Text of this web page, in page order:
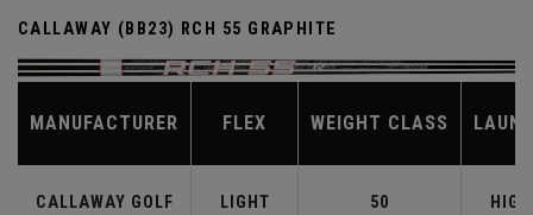
CALLAWAY (BB23) RCH 55 GRAPHITE
MANUFACTURER FLEX WEIGHT CLASS
CALLAWAY GOLF LIGHT 50 HIGH